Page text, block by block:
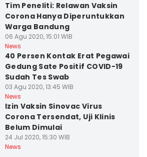
Tim Peneliti: Relawan Vaksin
Corona Hanya Diperuntukkan
Warga Bandung
06 Agu 2020, 15:01 WIB
News
40 Persen Kontak Erat Pegawai
Gedung Sate Positif COVID-19
Sudah Tes Swab
03 Agu 2020, 13:45 WIB
News
Izin Vaksin Sinovac Virus
Corona Tersendat, Uji Klinis
Belum Dimulai
24 Jul 2020, 15:30 WIB
News